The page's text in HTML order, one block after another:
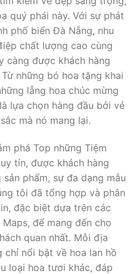
quý phái này. Với sự phát
phố biển Đà Nẵng, nhu
chất lượng cao cùng
càng được khách hàng
những bó hoa tặng khai
lẵng hoa chúc mừng
lựa chọn hàng đầu bởi vẻ
mà nó mang lại.
phá Top những Tiệm
tín, được khách hàng
phẩm, sự đa dạng mẫu
tôi đã tổng hợp và phân
đặc biệt dựa trên các
để mang đến cho
quan nhất. Mỗi địa
nổi bật về hoa lan hồ
loại hoa tươi khác, đáp